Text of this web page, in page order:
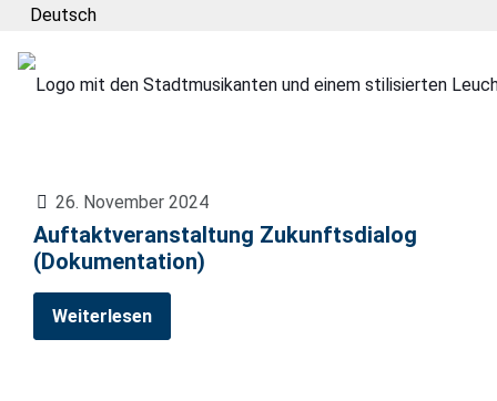
Deutsch
26. November 2024
Auftaktveranstaltung Zukunftsdialog
(Dokumentation)
Weiterlesen